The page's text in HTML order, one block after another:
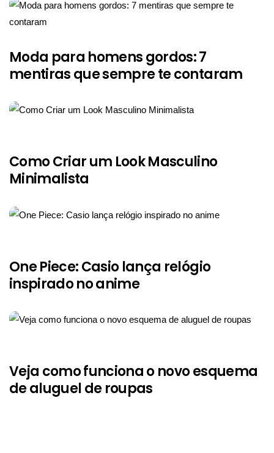
Moda para homens gordos: 7
mentiras que sempre te contaram
Como Criar um Look Masculino
Minimalista
One Piece: Casio lança relógio
inspirado no anime
Veja como funciona o novo esquema
de aluguel de roupas